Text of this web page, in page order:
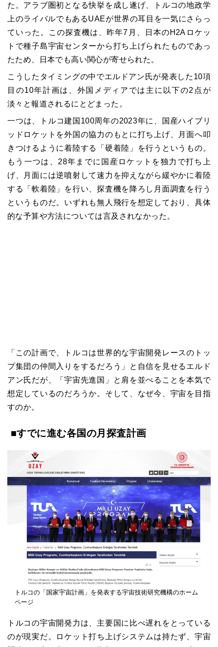
た。アラブ圏初となる快挙を成し遂げ、トルコの地政学
上のライバルでもあるUAEが世界の耳目を一気にさらっ
ていった。この探査機は、昨年7月、日本のH2Aロケッ
トで種子島宇宙センターから打ち上げられたものであっ
たため、日本でも高い関心が寄せられた。
こうしたタイミングの中でエルドアン氏が発表した10項
目の10年計画は、外国メディアでは主に以下の2点が
淡々と報道されるにとどまった。
一つは、トルコ建国100周年の2023年に、国産ハイブリ
ッドロケットを外国の協力のもとに打ち上げ、月面へ叩
きつけるように着陸する「硬着陸」を行うというもの。
もう一つは、28年までに国産ロケットを独力で打ち上
げ、月面には逆噴射して速力を抑えながら緩やかに着陸
する「軟着陸」を行い、探査機を降ろし月面調査を行う
というものだ。いずれも無人飛行を想定しており、具体
的な予算や方法については言及されなかった。
「この計画で、トルコは世界的な宇宙開発レースのトッ
プ集団の仲間入りをするだろう」と自信を見せるエルド
アン氏だが、「宇宙先進国」と肩を並べることを本気で
想定しているのだろうか。そして、なぜ今、宇宙を目指
すのか。
■すでに進む各国の月探査計画
トルコの「国家宇宙計画」を発表する宇宙技術研究機構のホーム
ページ
トルコの宇宙開発力は、主要国に比べ遅れをとっている
のが現実だ。ロケット打ち上げシステムは持たず、宇宙